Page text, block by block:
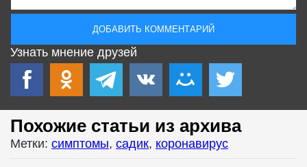
Узнать мнение друзей
Похожие статьи из архива
Метки: симптомы, садик, коронавирус